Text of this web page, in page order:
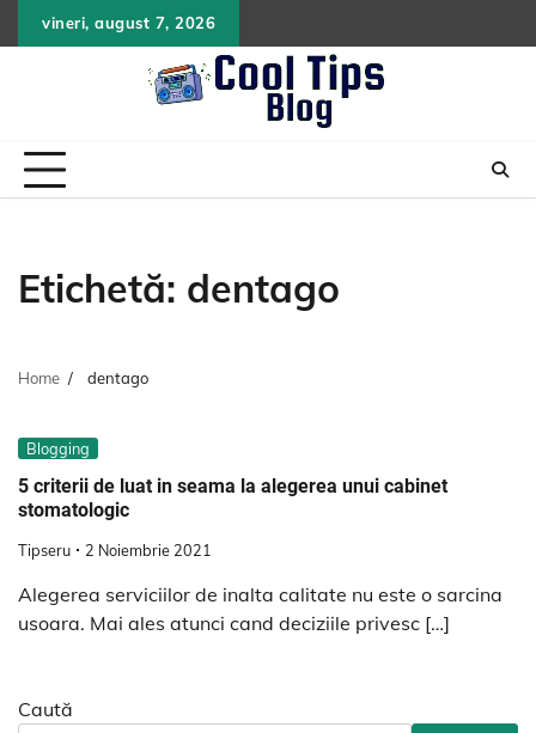
to
vineri, august 7, 2026
Etichetă: dentago
Home dentago
Blogging
5 criterii de luat in seama la alegerea unui cabinet
stomatologic
Tipseru 2 Noiembrie 2021
Alegerea serviciilor de inalta calitate nu este o sarcina
usoara. Mai ales atunci cand deciziile privesc […]
Caută